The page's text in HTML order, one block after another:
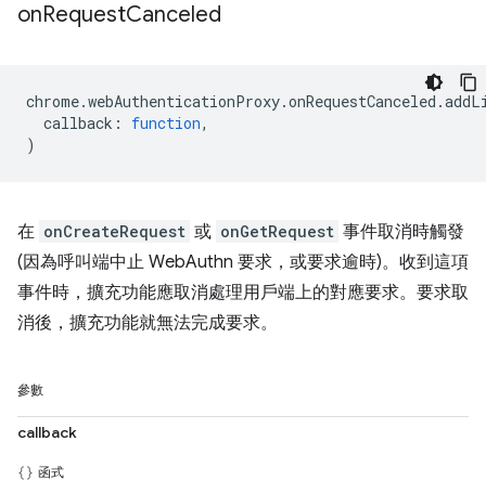
onRequestCanceled
chrome.webAuthenticationProxy.onRequestCanceled .
callback : function,
)
在 onCreateRequest 或 onGetRequest 事件取消時觸發
(因為呼叫端中止 WebAuthn 要求，或要求逾時)。收到這項
事件時，擴充功能應取消處理用戶端上的對應要求。要求取
消後，擴充功能就無法完成要求。
參數
callback
函式